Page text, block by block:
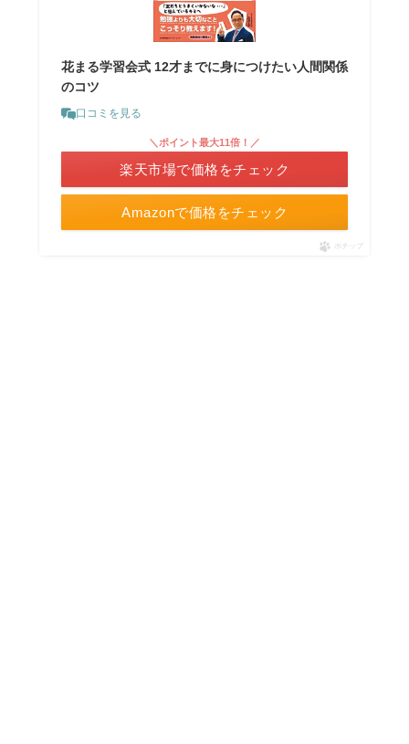
花まる学習会式 12才までに身につけたい人間関係
のコツ
口コミを見る
Amazonで価格をチェック
＼ポイント最大11倍！／
楽天市場で価格をチェック
ポチップ